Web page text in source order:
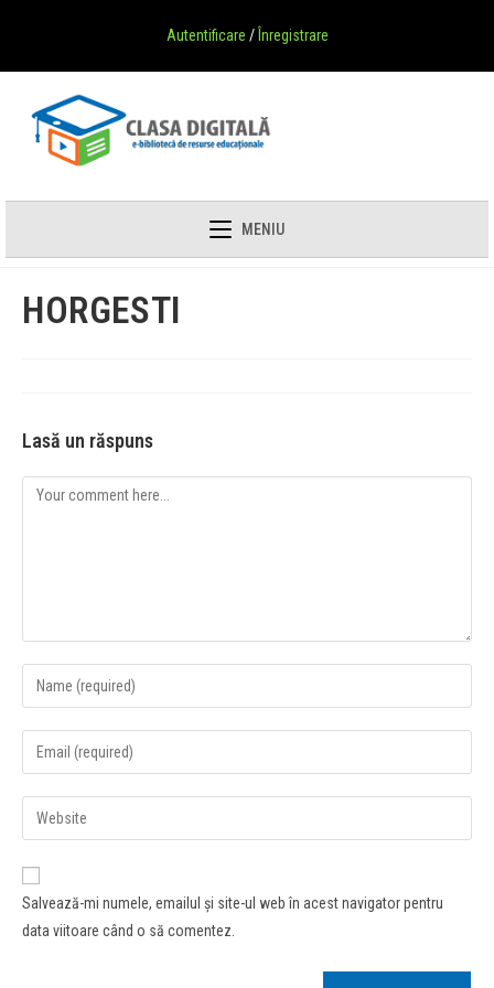
Autentificare / Înregistrare
MENIU
HORGESTI
Lasă un răspuns
Salvează-mi numele, emailul și site-ul web în acest navigator pentru
data viitoare când o să comentez.